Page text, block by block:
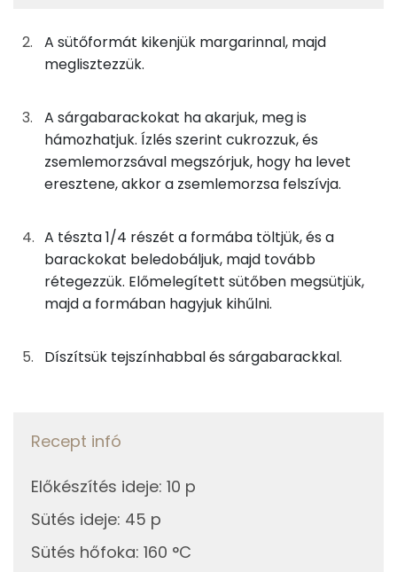
33gcukor
42gkefir
25 kcal
60gfinomliszt
218 kcal
1g
sütőpor
1 kcal
50gsárgabarack
22 kcal
2g zsemlemorzsa
2g margarin
12 kcal
10g tejszínhab
Összesen
TOP ásványi anyagok
Kálcium
Nátrium
Magnézium
TOP vitaminok
Niacin - B3 vitamin:
β-karotin
Fehérje
A sütőformát kikenjük margarinnal, majd
meglisztezzük.
A sárgabarackokat ha akarjuk, meg is
hámozhatjuk. Ízlés szerint cukrozzuk, és
zsemlemorzsával megszórjuk, hogy ha levet
eresztene, akkor a zsemlemorzsa felszívja.
A tészta 1/4 részét a formába töltjük, és a
barackokat beledobáljuk, majd tovább
rétegezzük. Előmelegített sütőben megsütjük,
majd a formában hagyjuk kihűlni.
Díszítsük tejszínhabbal és sárgabarackkal.
Recept infó
Előkészítés ideje: 10 p
Sütés ideje: 45 p
Sütés hőfoka: 160 °C